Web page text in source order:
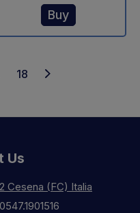
Buy
18
Us
Cesena (FC) Italia
0547.1901516